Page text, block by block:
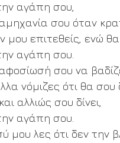
αγάπη σου,
σου όταν
μου επιτεθείς, ενώ
αγάπη σου.
σου να
νόμιζες ότι θα σου
αλλιώς σου δίνει,
αγάπη σου.
μου λες ότι δεν την